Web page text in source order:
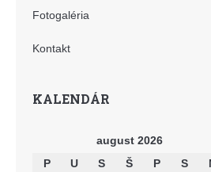
Fotogaléria
Kontakt
KALENDÁR
august 2026
P
U S Š P S